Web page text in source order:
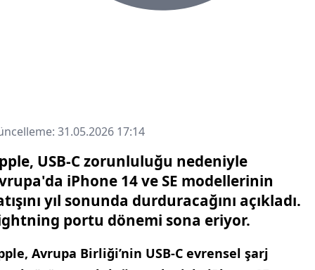
31.05.2026 17:14
USB-C zorunluluğu nedeniyle
iPhone 14 ve SE modellerinin
yıl sonunda durduracağını açıkladı.
portu dönemi sona eriyor.
Avrupa Birliği’nin USB-C evrensel şarj